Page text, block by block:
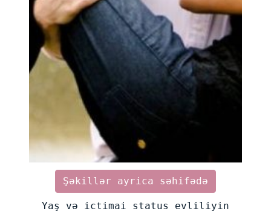
Şəkillər ayrica səhifədə
Yaş və ictimai status evliliyin